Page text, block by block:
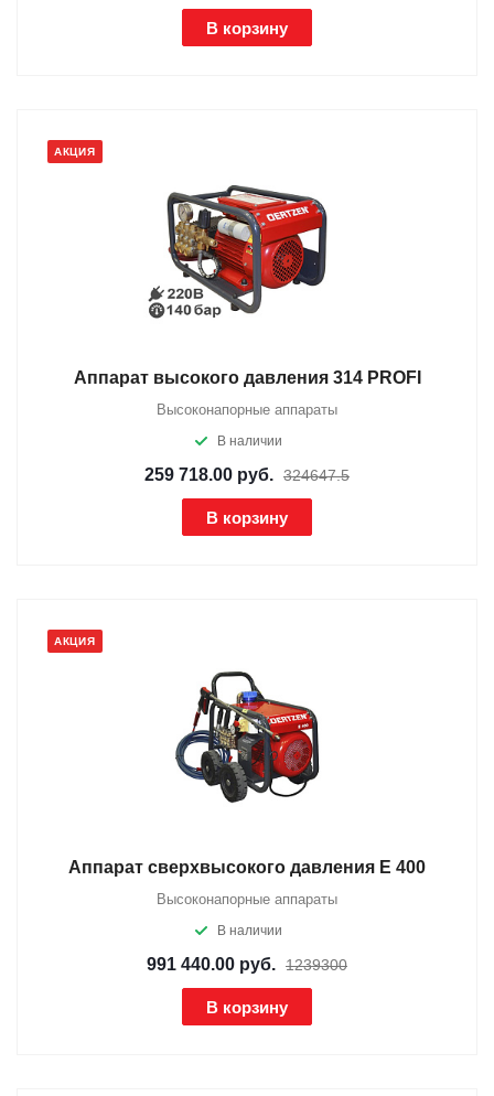
В корзину
АКЦИЯ
Аппарат высокого давления 314 PROFI
Высоконапорные аппараты
В наличии
259 718.00 руб. 324647.5
В корзину
АКЦИЯ
Аппарат сверхвысокого давления E 400
Высоконапорные аппараты
В наличии
991 440.00 руб. 1239300
В корзину